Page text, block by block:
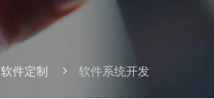
软件定制 软件系统开发